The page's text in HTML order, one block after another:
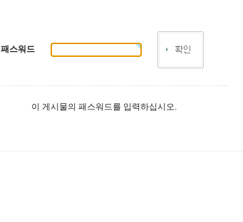
패스워드
이 게시물의 패스워드를 입력하십시오.